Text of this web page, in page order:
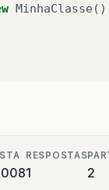
MinhaClasse
RESPOSTAS
1 2